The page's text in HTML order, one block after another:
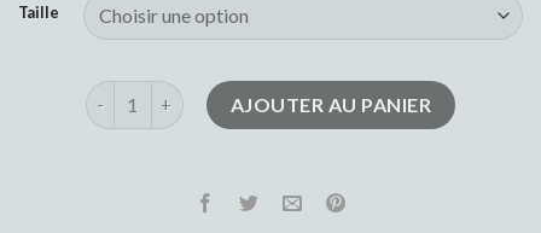
Taille
quantité de short en jean femme
AJOUTER AU PANIER